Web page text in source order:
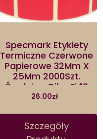
Specmark Etykiety
Termiczne Czerwone
Papierowe 32Mm X
25Mm 2000Szt.
Średnica Gilzy Fi40
(ETER32X25200040RED)
26.00zł
Szczegóły